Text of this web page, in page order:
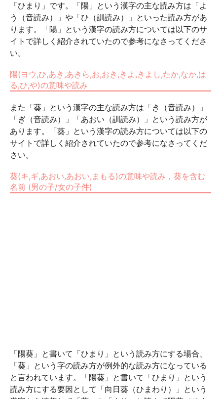
「ひまり」です。「陽」という漢字の主な読み方は「よ
う（音読み）」や「ひ（訓読み）」といった読み方があ
ります。「陽」という漢字の読み方については以下のサ
イトで詳しく紹介されていたので参考になさってくださ
い。
陽(ヨウ,ひ,あき,あきら,お,おき,きよ,きよし,たか,なか,は
る,ひ,や)の意味や読み
また「葵」という漢字の主な読み方は「き（音読み）」
「ぎ（音読み）」「あおい（訓読み）」という読み方が
あります。「葵」という漢字の読み方については以下の
サイトで詳しく紹介されていたので参考になさってくだ
さい。
葵(キ,ギ,あおい,あおい,まもる)の意味や読み，葵を含む
名前 (男の子/女の子件)
「陽葵」と書いて「ひまり」という読み方にする場合、
「葵」という字の読み方が例外的な読み方になっている
と言われています。「陽葵」と書いて「ひまり」という
読み方にする要因として「向日葵（ひまわり）」という